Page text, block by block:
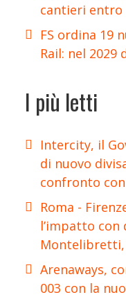
cantieri entro
FS ordina 19
Rail: nel
I più letti
Intercity, il
di nuovo
confronto
Roma -
l’impatto con
Arenaways,
003 con la